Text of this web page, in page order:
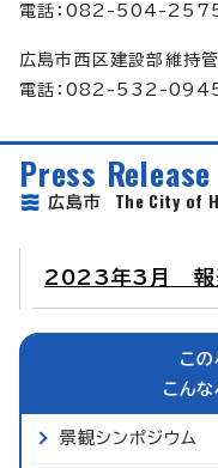
電話：082-504-
広島市西区建設部維持
電話：082-532-
Press Release
広島市 The City of
2023年3月 報
こ
こん
景観シンポジウム